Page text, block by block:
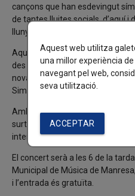
Aquest web utilitza
una millor experiència
navegant pel web,
seva utilització.
ACCEPTAR
cançons que han esdevingut
de tanteslluites socials, d’aquí i
llunyans.
Aquest repertori, que forma part
des dels seus inicis, en aquesta
nova dimensió sonora gràcies a
Simfònica del Conservatori.
Amb aquest projecte comú
surten dels seus àmbits
intercanvien vivències musicals i
El concert serà a les 6 de la
Municipal de Música de
i l’entrada és gratuïta.